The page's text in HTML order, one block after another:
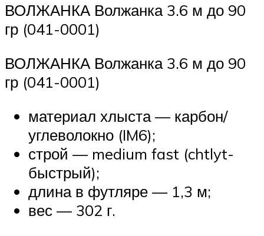
ВОЛЖАНКА Волжанка 3.6 м до 90
гр (041-0001)
ВОЛЖАНКА Волжанка 3.6 м до 90
гр (041-0001)
материал хлыста — карбон/
углеволокно (IM6);
строй — medium fast (chtlyt-
быстрый);
длина в футляре — 1,3 м;
вес — 302 г.